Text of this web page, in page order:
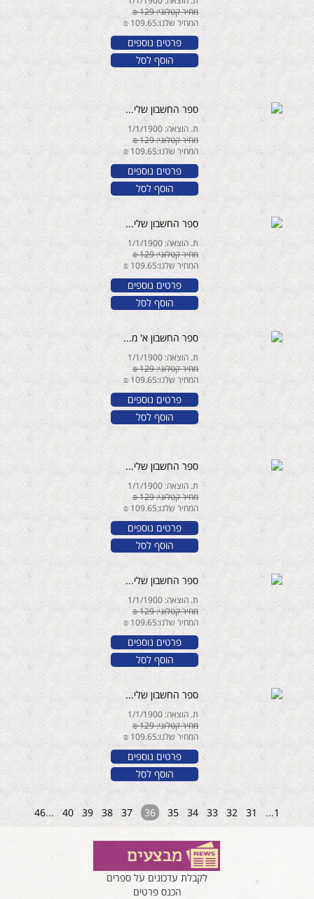
מחיר קטלוגי: 129 ₪
המחיר שלנו:109.65 ₪
פרטים נוספים
הוסף לסל
ספר החשבון שלי...
ת. הוצאה: 1/1/1900
מחיר קטלוגי: 129 ₪
המחיר שלנו:109.65 ₪
פרטים נוספים
הוסף לסל
ספר החשבון שלי...
ת. הוצאה: 1/1/1900
מחיר קטלוגי: 129 ₪
המחיר שלנו:109.65 ₪
פרטים נוספים
הוסף לסל
ספר החשבון א' מ...
ת. הוצאה: 1/1/1900
מחיר קטלוגי: 129 ₪
המחיר שלנו:109.65 ₪
פרטים נוספים
הוסף לסל
ספר החשבון שלי...
ת. הוצאה: 1/1/1900
מחיר קטלוגי: 129 ₪
המחיר שלנו:109.65 ₪
פרטים נוספים
הוסף לסל
ספר החשבון שלי...
ת. הוצאה: 1/1/1900
מחיר קטלוגי: 129 ₪
המחיר שלנו:109.65 ₪
פרטים נוספים
הוסף לסל
ספר החשבון שלי...
ת. הוצאה: 1/1/1900
מחיר קטלוגי: 129 ₪
המחיר שלנו:109.65 ₪
פרטים נוספים
הוסף לסל
1
...
31
32
33
34
35
36
37
38
39
40
...
46
לקבלת עדכונים על ספרים
הכנס פרטים